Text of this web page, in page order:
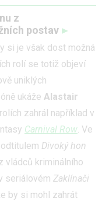
z
postav
si je však dost možná
rolí se totiž objeví
uniklých
ukáže Alastair
zahrál například v
Carnival Row. Ve
Divoký hon
vládců kriminálního
seriálovém Zaklínači
by si mohl zahrát